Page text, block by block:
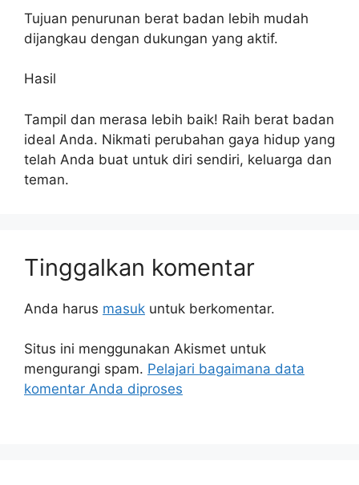
Tujuan penurunan berat badan lebih mudah
dijangkau dengan dukungan yang aktif.
Hasil
Tampil dan merasa lebih baik! Raih berat badan
ideal Anda. Nikmati perubahan gaya hidup yang
telah Anda buat untuk diri sendiri, keluarga dan
teman.
Tinggalkan komentar
Anda harus masuk untuk berkomentar.
Situs ini menggunakan Akismet untuk
mengurangi spam. Pelajari bagaimana data
komentar Anda diproses